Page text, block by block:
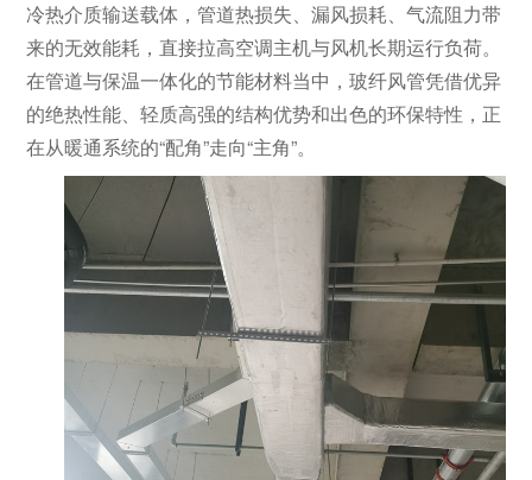
冷热介质输送载体，管道热损失、漏风损耗、气流阻力带
来的无效能耗，直接拉高空调主机与风机长期运行负荷。
在管道与保温一体化的节能材料当中，玻纤风管凭借优异
的绝热性能、轻质高强的结构优势和出色的环保特性，正
在从暖通系统的“配角”走向“主角”。